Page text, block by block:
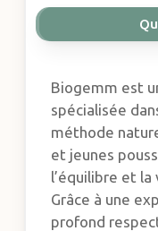
Biogemm est
spécialisée
méthode
et jeunes
l’équilibre et la
Grâce à une
profond